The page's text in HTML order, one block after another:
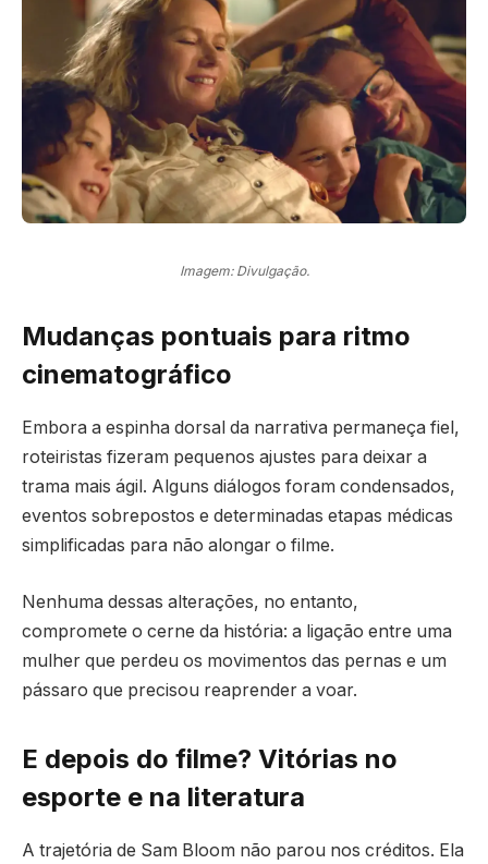
Imagem: Divulgação.
Mudanças pontuais para ritmo
cinematográfico
Embora a espinha dorsal da narrativa permaneça fiel,
roteiristas fizeram pequenos ajustes para deixar a
trama mais ágil. Alguns diálogos foram condensados,
eventos sobrepostos e determinadas etapas médicas
simplificadas para não alongar o filme.
Nenhuma dessas alterações, no entanto,
compromete o cerne da história: a ligação entre uma
mulher que perdeu os movimentos das pernas e um
pássaro que precisou reaprender a voar.
E depois do filme? Vitórias no
esporte e na literatura
A trajetória de Sam Bloom não parou nos créditos. Ela